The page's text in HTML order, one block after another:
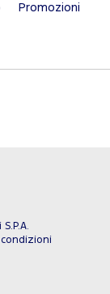
Promozioni
condizioni